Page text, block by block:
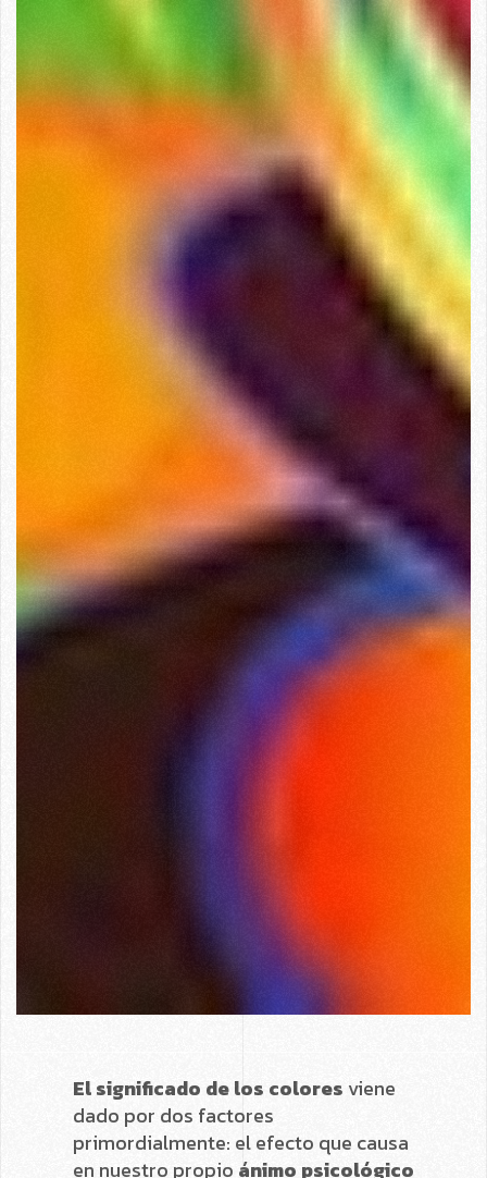
El significado de los colores viene
dado por dos factores
primordialmente: el efecto que causa
en nuestro propio ánimo psicológico